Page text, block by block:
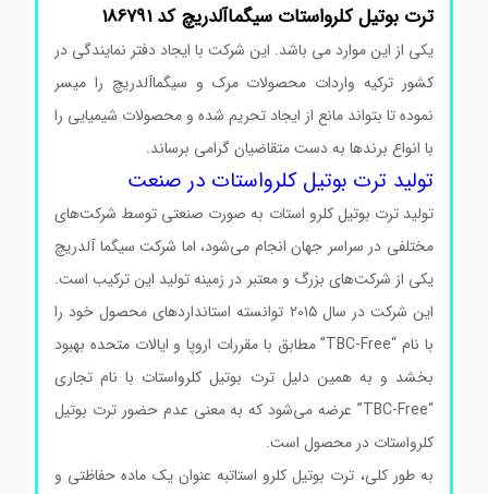
ترتبوتیلکلرواستاتسیگماآلدریچکد 186791
یکی از این موارد می باشد. این شرکت با ایجاد دفتر نمایندگی در
کشور ترکیه واردات محصولات مرک و سیگماآلدریچ را میسر
نموده تا بتواند مانع از ایجاد تحریم شده و محصولات شیمیایی را
با انواع برندها به دست متقاضیان گرامی برساند.
تولید ترت بوتیل کلرواستات در صنعت
تولید ترت بوتیل کلرو استات به صورت صنعتی توسط شرکت‌های
مختلفی در سراسر جهان انجام می‌شود، اما شرکت سیگما آلدریچ
یکی از شرکت‌های بزرگ و معتبر در زمینه تولید این ترکیب است.
این شرکت در سال ۲۰۱۵ توانسته استانداردهای محصول خود را
با نام “TBC-Free” مطابق با مقررات اروپا و ایالات متحده بهبود
بخشد و به همین دلیل ترت بوتیل کلرواستات با نام تجاری
“TBC-Free” عرضه می‌شود که به معنی عدم حضور ترت بوتیل
کلرواستات در محصول است.ترت بوتیل کلرو استات
به طور کلی، ترت بوتیل کلرو استاتبه عنوان یک ماده حفاظتی و